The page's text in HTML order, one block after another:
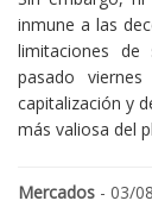
inmune a las
limitaciones
pasado
capitalización y
más valiosa del
Mercados - 03/